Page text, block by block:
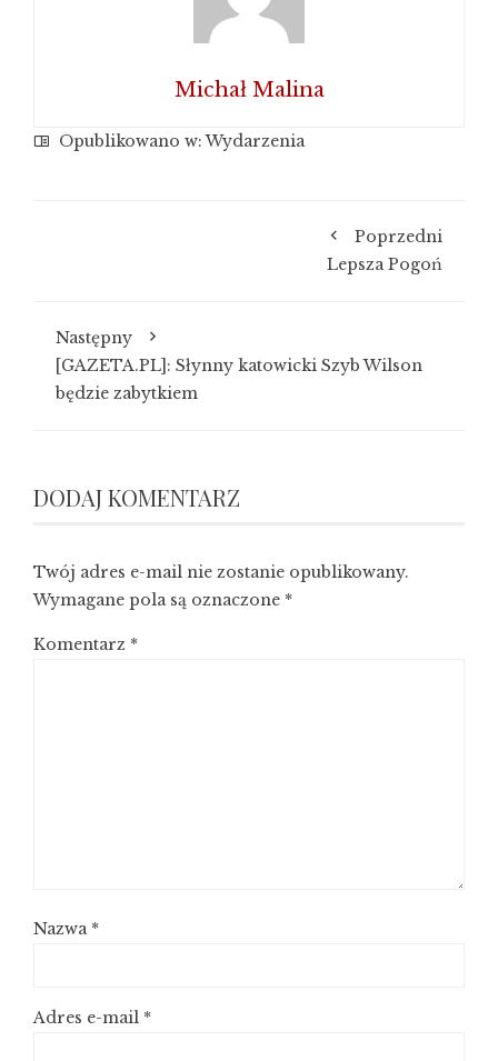
Michał Malina
Opublikowano w:Wydarzenia
Poprzedni
Lepsza Pogoń
Następny
[GAZETA.PL]: Słynny katowicki Szyb Wilson
będzie zabytkiem
DODAJ KOMENTARZ
Twój adres e-mail nie zostanie opublikowany.
Wymagane pola są oznaczone *
Komentarz *
Nazwa *
Adres e-mail *